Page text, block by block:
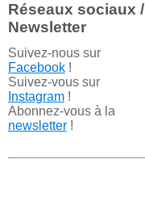
Réseaux sociaux /
Newsletter
Suivez-nous sur
Facebook!
Suivez-vous sur
Instagram!
Abonnez-vous à la
newsletter!